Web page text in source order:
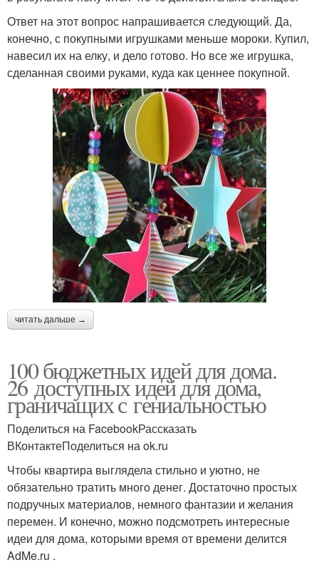
Ответ на этот вопрос напрашивается следующий. Да,
конечно, с покупными игрушками меньше мороки. Купил,
навесил их на елку, и дело готово. Но все же игрушка,
сделанная своими руками, куда как ценнее покупной.
читать дальше →
100 бюджетных идей для дома.
26 доступных идей для дома,
граничащих с гениальностью
Поделиться на FacebookРассказать
ВКонтактеПоделиться на ok.ru
Чтобы квартира выглядела стильно и уютно, не
обязательно тратить много денег. Достаточно простых
подручных материалов, немного фантазии и желания
перемен. И конечно, можно подсмотреть интересные
идеи для дома, которыми время от времени делится
AdMe.ru .